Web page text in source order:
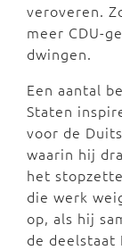
veroveren.
meer CDU-
dwingen.
Een aantal
Staten
voor de
waarin hij
het
die werk
op, als hij
de deelstaat